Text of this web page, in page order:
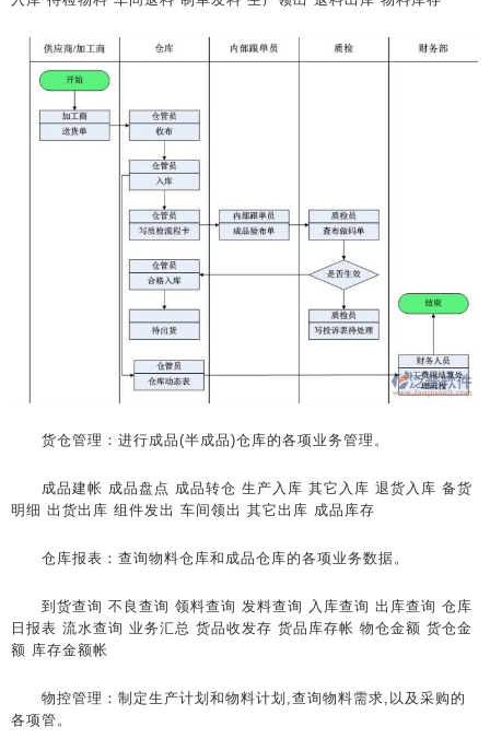
货仓管理：进行成品(半成品)仓库的各项业务管理。
成品建帐 成品盘点 成品转仓 生产入库 其它入库 退货入库 备货
明细 出货出库 组件发出 车间领出 其它出库 成品库存
仓库报表：查询物料仓库和成品仓库的各项业务数据。
到货查询 不良查询 领料查询 发料查询 入库查询 出库查询 仓库
日报表 流水查询 业务汇总 货品收发存 货品库存帐 物仓金额 货仓金
额 库存金额帐
物控管理：制定生产计划和物料计划,查询物料需求,以及采购的
各项管。